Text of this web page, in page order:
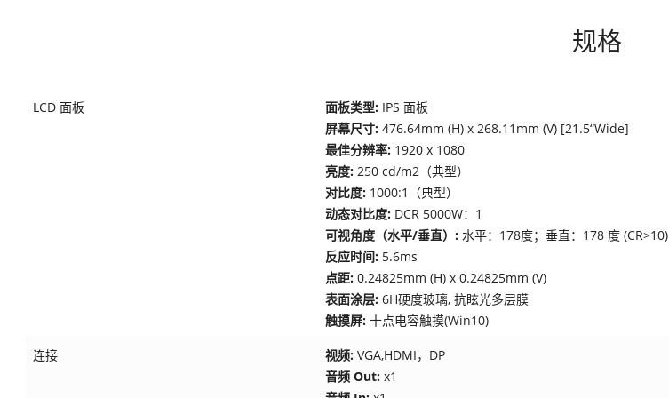
规格
LCD 面板 面板类型: IPS 面板
屏幕尺寸: 476.64mm (H) x 268.11mm (V) [21.5“Wide]
最佳分辨率: 1920 x 1080
亮度: 250 cd/m2（典型）
对比度: 1000:1（典型）
动态对比度: DCR 5000W：1
可视角度（水平/垂直）: 水平：178度；垂直：178 度 (CR>10)
反应时间: 5.6ms
点距: 0.24825mm (H) x 0.24825mm (V)
表面涂层: 6H硬度玻璃, 抗眩光多层膜
触摸屏: 十点电容触摸(Win10)
连接 视频: VGA,HDMI，DP
音频 Out: x1